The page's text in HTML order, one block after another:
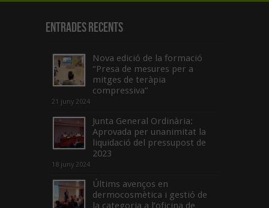
Entrades recents
Nova edició de la formació
“Presa de mesures per a
mitges de teràpia
compressiva”
21 juny 2024
Junta General Ordinària:
Aprovada per unanimitat la
liquidació del pressupost de
2023
18 juny 2024
Últims avenços en
dermocosmètica i gestió de
la categoria a l’oficina de